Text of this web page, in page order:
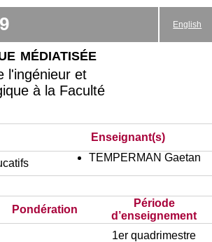
English
médiatisée
l'ingénieur et
à la Faculté
Enseignant(s)
TEMPERMAN Gaetan
Pondération
Période
d’enseignement
1er quadrimestre